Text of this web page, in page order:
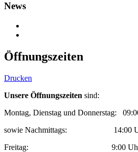
News
Öffnungszeiten
Drucken
Unsere Öffnungszeiten sind:
Montag, Dienstag und Donnerstag:
sowie Nachmittags: 14:00 Uhr
Freitag: 9:00 Uhr -